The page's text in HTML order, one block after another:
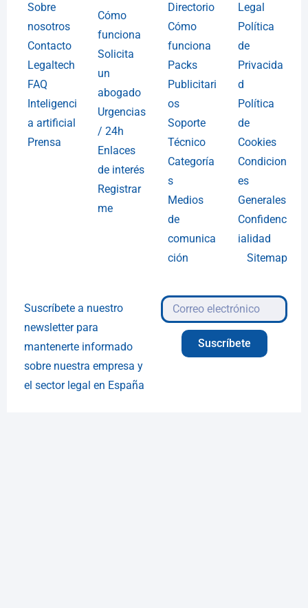
Sobre
nosotros
Contacto
Legaltech
FAQ
Inteligenci
a artificial
Prensa
Cómo
funciona
Solicita
un
abogado
Urgencias
/ 24h
Enlaces
de interés
Registrar
me
Directorio
Cómo
funciona
Packs
Publicitari
os
Soporte
Técnico
Categoría
s
Medios
de
comunica
ción
Legal
Política
de
Privacida
d
Política
de
Cookies
Condicion
es
Generales
Confidenc
ialidad
Sitemap
Suscríbete a nuestro
newsletter para
mantenerte informado
sobre nuestra empresa y
el sector legal en España
Suscríbete